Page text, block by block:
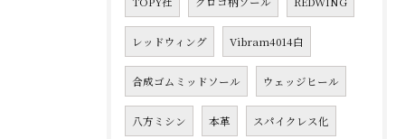
レッドウィング Vibram4014白
合成ゴムミッドソール ウェッジヒール
八方ミシン 本革 スパイクレス化